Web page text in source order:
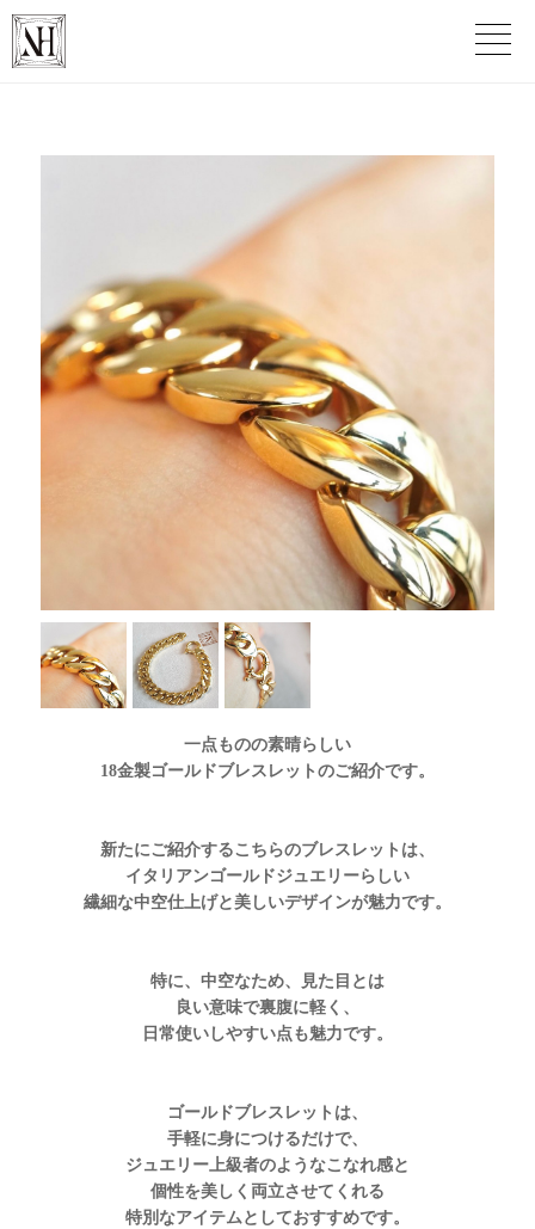
一点ものの素晴らしい
18金製ゴールドブレスレットのご紹介です。
新たにご紹介するこちらのブレスレットは、
イタリアンゴールドジュエリーらしい
繊細な中空仕上げと美しいデザインが魅力です。
特に、中空なため、見た目とは
良い意味で裏腹に軽く、
日常使いしやすい点も魅力です。
ゴールドブレスレットは、
手軽に身につけるだけで、
ジュエリー上級者のようなこなれ感と
個性を美しく両立させてくれる
特別なアイテムとしておすすめです。